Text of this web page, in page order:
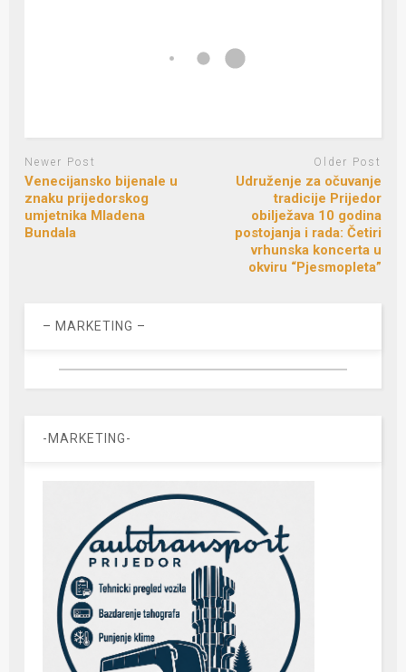
Newer Post
Venecijansko bijenale u
znaku prijedorskog
umjetnika Mladena
Bundala
Older Post
Udruženje za očuvanje
tradicije Prijedor
obilježava 10 godina
postojanja i rada: Četiri
vrhunska koncerta u
okviru “Pjesmopleta”
– MARKETING –
-MARKETING-